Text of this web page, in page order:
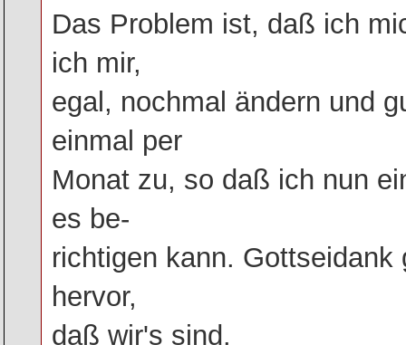
Das Problem ist, daß ich
ich mir,
egal, nochmal ändern und
einmal per
Monat zu, so daß ich nun
es be-
richtigen kann.
hervor,
daß wir's sind.